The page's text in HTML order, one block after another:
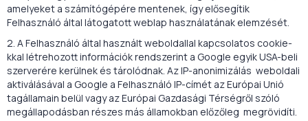
amelyeket a számítógépére mentenek, így elősegítik
Felhasználó által látogatott weblap használatának elemzését.
2. A Felhasználó által használt weboldallal kapcsolatos cookie-
kkal létrehozott információk rendszerint a Google egyik USA-beli
szerverére kerülnek és tárolódnak. Az IP-anonimizálás weboldali
aktiválásával a Google a Felhasználó IP-címét az Európai Unió
tagállamain belül vagy az Európai Gazdasági Térségről szóló
megállapodásban részes más államokban előzőleg megrövidíti.